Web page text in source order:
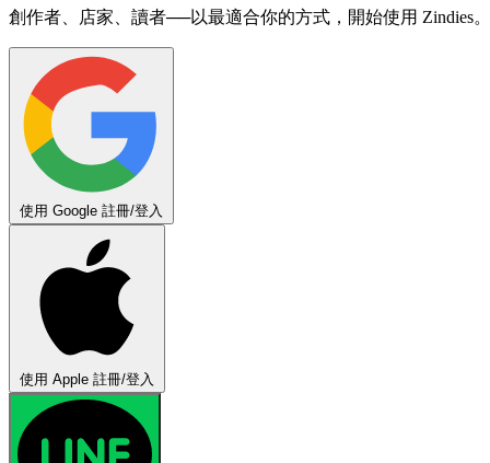
創作者、店家、讀者──以最適合你的方式，開始使用 Zindies。
使用 Google 註冊/登入
使用 Apple 註冊/登入